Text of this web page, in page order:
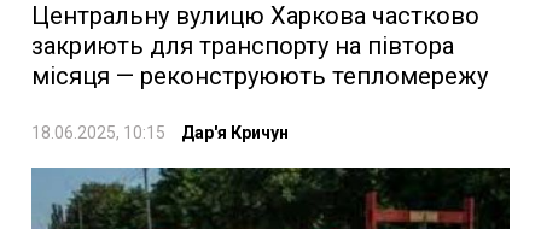
Центральну вулицю Харкова частково
закриють для транспорту на півтора
місяця — реконструюють тепломережу
18.06.2025, 10:15 Дар'я Кричун